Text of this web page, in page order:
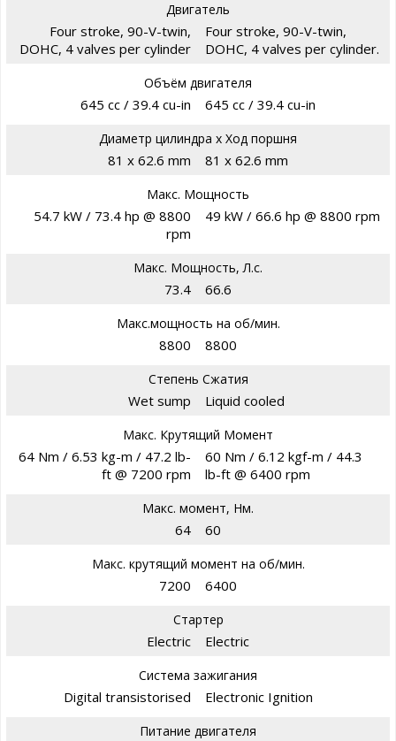
Двигатель
Four stroke, 90-V-twin,
DOHC, 4 valves per cylinder
Four stroke, 90-V-twin,
DOHC, 4 valves per cylinder.
Объём двигателя
645 cc / 39.4 cu-in 645 cc / 39.4 cu-in
Диаметр цилиндра х Ход поршня
81 x 62.6 mm 81 x 62.6 mm
Макс. Мощность
54.7 kW / 73.4 hp @ 8800
rpm
49 kW / 66.6 hp @ 8800 rpm
Макс. Мощность, Л.с.
73.4 66.6
Макс.мощность на об/мин.
8800 8800
Степень Сжатия
Wet sump Liquid cooled
Макс. Крутящий Момент
64 Nm / 6.53 kg-m / 47.2 lb-
ft @ 7200 rpm
60 Nm / 6.12 kgf-m / 44.3
lb-ft @ 6400 rpm
Макс. момент, Нм.
64 60
Макс. крутящий момент на об/мин.
7200 6400
Стартер
Electric Electric
Система зажигания
Digital transistorised Electronic Ignition
Питание двигателя